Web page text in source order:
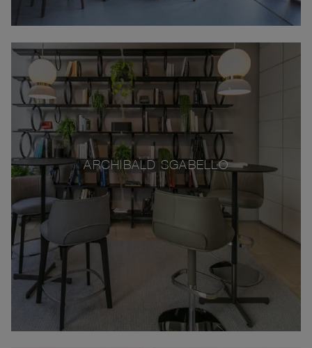
ARCHIBALD SGABELLO